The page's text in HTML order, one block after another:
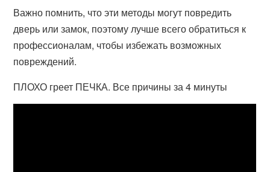
Важно помнить, что эти методы могут повредить
дверь или замок, поэтому лучше всего обратиться к
профессионалам, чтобы избежать возможных
повреждений.
ПЛОХО греет ПЕЧКА. Все причины за 4 минуты